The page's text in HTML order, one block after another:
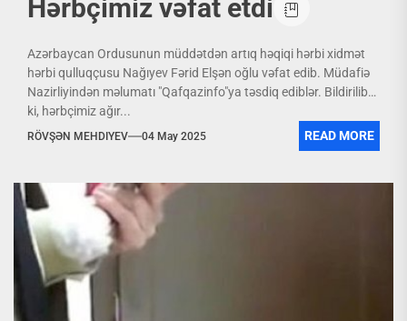
Hərbçimiz vəfat etdi
Azərbaycan Ordusunun müddətdən artıq həqiqi hərbi xidmət
hərbi qulluqçusu Nağıyev Fərid Elşən oğlu vəfat edib. Müdafiə
Nazirliyindən məlumatı "Qafqazinfo"ya təsdiq ediblər. Bildirilib
ki, hərbçimiz ağır...
RÖVŞƏN MEHDIYEV 04 May 2025 READ MORE